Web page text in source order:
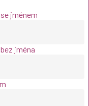
jménem
jména